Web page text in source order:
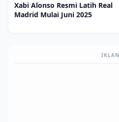
Xabi Alonso Resmi Latih Real
Madrid Mulai Juni 2025
IKLAN